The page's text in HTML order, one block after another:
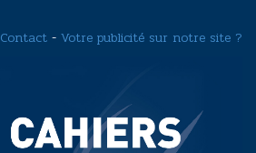
Contact - Votre publicité sur notre site ?